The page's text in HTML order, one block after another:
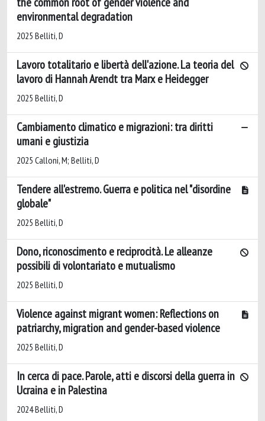
environmental degradation
2025 Belliti, D
Lavoro totalitario e libertà dell'azione. La teoria del
lavoro di Hannah Arendt tra Marx e Heidegger
2025 Belliti, D
Cambiamento climatico e migrazioni: tra diritti
umani e giustizia
2025 Calloni, M; Belliti, D
Tendere all'estremo. Guerra e politica nel "disordine
globale"
2025 Belliti, D
Dono, riconoscimento e reciprocità. Le alleanze
possibili di volontariato e mutualismo
2025 Belliti, D
Violence against migrant women: Reflections on
patriarchy, migration and gender-based violence
2025 Belliti, D
In cerca di pace. Parole, atti e discorsi della guerra in
Ucraina e in Palestina
2024 Belliti, D